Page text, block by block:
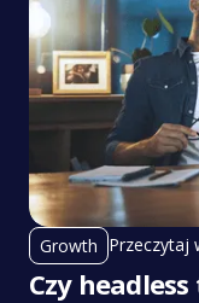
Growth Przeczytaj
Czy